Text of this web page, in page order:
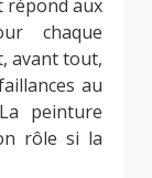
répond aux
chaque
avant tout,
au
peinture
rôle si la